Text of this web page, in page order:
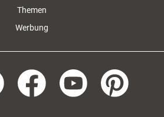
Themen
Werbung